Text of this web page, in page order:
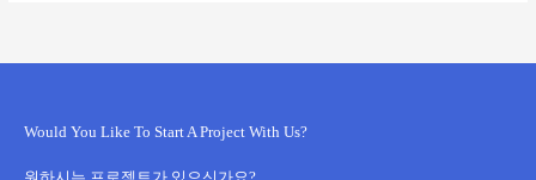
Would You Like To Start A Project With Us?